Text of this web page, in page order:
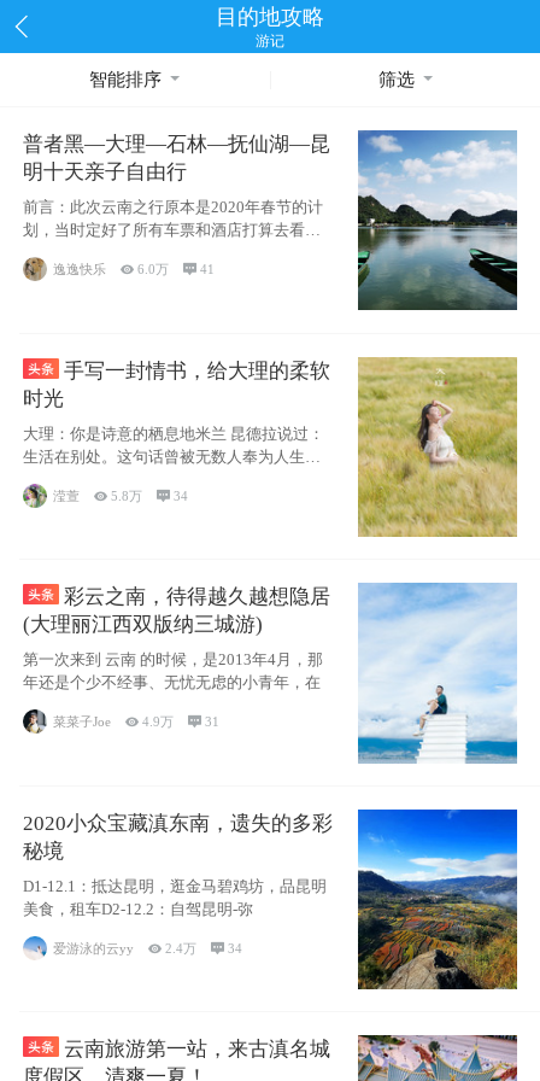
目的地攻略
游记
智能排序 筛选
普者黑—大理—石林—抚仙湖—昆
明十天亲子自由行
前言：此次云南之行原本是2020年春节的计
划，当时定好了所有车票和酒店打算去看红
嘴鸥，但是一场突如其来的
逸逸快乐 6.0万 41
手写一封情书，给大理的柔软
时光
大理：你是诗意的栖息地米兰 昆德拉说过：
生活在别处。这句话曾被无数人奉为人生信
滢萱  5.8万  34
彩云之南，待得越久越想隐居
(大理丽江西双版纳三城游)
第一次来到 云南 的时候，是2013年4月，那
年还是个少不经事、无忧无虑的小青年，在
菜菜子Joe 4.9万 31
2020小众宝藏滇东南，遗失的多彩
秘境
D1-12.1：抵达昆明，逛金马碧鸡坊，品昆明
美食，租车D2-12.2：自驾昆明-弥
爱游泳的云yy 2.4万  34
云南旅游第一站，来古滇名城